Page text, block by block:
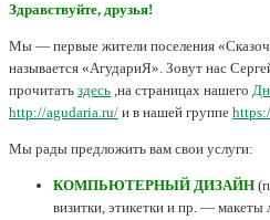
Здравствуйте, друзья!
Мы — первые жители поселения
называется «АгудариЯ». Зовут нас
прочитать здесь ,на страницах нашего
http://agudaria.ru/ и в нашей группе
Мы рады предложить вам свои услуги:
КОМПЬЮТЕРНЫЙ ДИЗАЙН
визитки, этикетки и пр. —